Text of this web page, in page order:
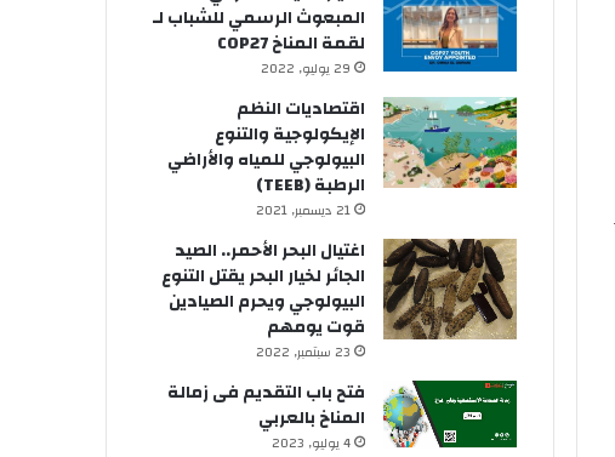
المبعوث الرسمي للشباب لـ
لقمة المناخ COP27
29 يوليو, 2022
اقتصاديات النظم
الإيكولوجية والتنوع
البيولوجي للمياه والأراضي
الرطبة (TEEB)
21 ديسمبر, 2021
اغتيال البحر الأحمر.. الصيد
الجائر لخيار البحر يقتل التنوع
البيولوجي ويحرم الصيادين
قوت يومهم
23 سبتمبر, 2022
فتح باب التقديم فى زمالة
المناخ بالعربي
4 يوليو, 2023